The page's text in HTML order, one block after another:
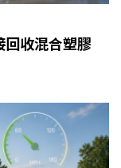
回收混合塑膠